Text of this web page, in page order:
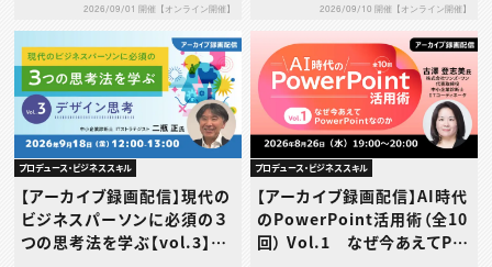
当に大丈夫？～2026/09/01 開催【オンライン開催】 2026/09/10 開催【オンライン開催】
プロデュース・ビジネススキル
【アーカイブ録画配信】現代の
ビジネスパーソンに必須の３
つの思考法を学ぶ【vol.3】デ
プロデュース・ビジネススキル
【アーカイブ録画配信】AI時代
のPowerPoint活用術（全10
回） Vol.1 なぜ今あえてPo